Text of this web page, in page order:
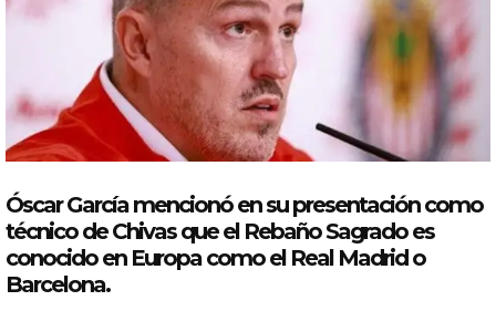
Óscar Garcíamencionó en su presentacióncomo
técnico deChivasque el Rebaño Sagrado es
conocido en Europacomoel Real Madrido
Barcelona.